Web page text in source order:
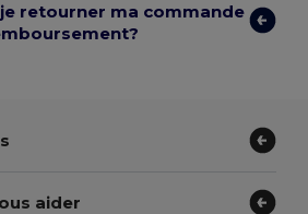
retourner ma commande
aider